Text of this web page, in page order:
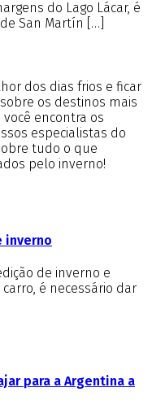
do Lago Lácar, é
San Martín […]
dos dias frios e ficar
os destinos mais
encontra os
especialistas do
tudo o que
pelo inverno!
inverno
de inverno e
é necessário dar
para a Argentina a